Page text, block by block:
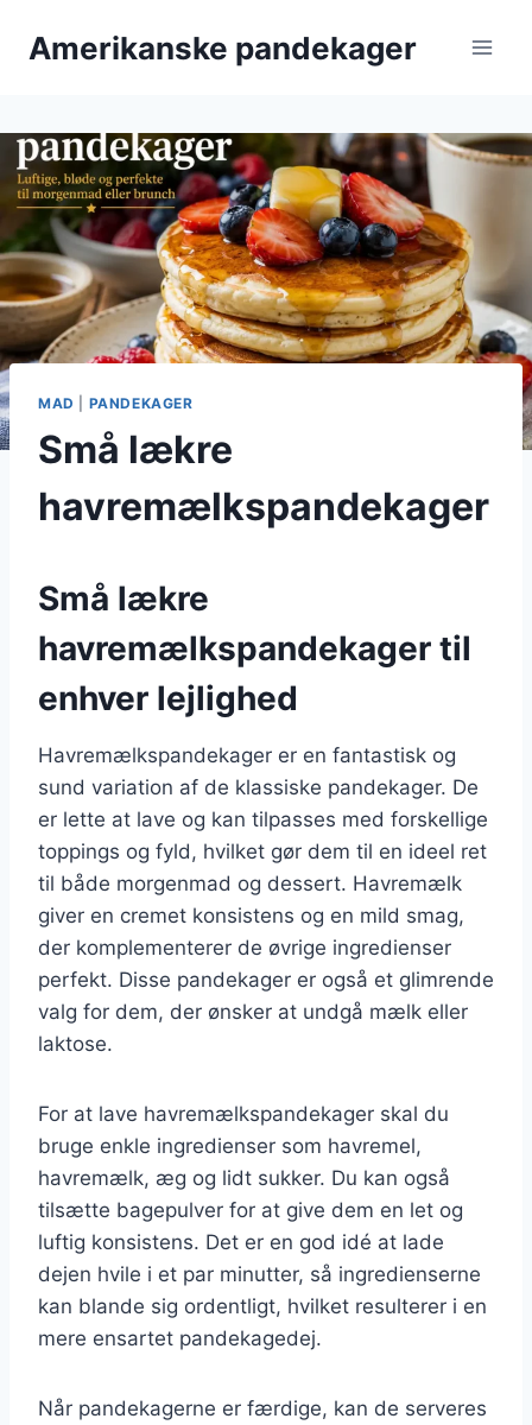
Amerikanske pandekager
MAD PANDEKAGER
Små lækre
havremælkspandekager
Små lækre
havremælkspandekager til
enhver lejlighed
Havremælkspandekager er en fantastisk og
sund variation af de klassiske pandekager. De
er lette at lave og kan tilpasses med forskellige
toppings og fyld, hvilket gør dem til en ideel ret
til både morgenmad og dessert. Havremælk
giver en cremet konsistens og en mild smag,
der komplementerer de øvrige ingredienser
perfekt. Disse pandekager er også et glimrende
valg for dem, der ønsker at undgå mælk eller
laktose.
For at lave havremælkspandekager skal du
bruge enkle ingredienser som havremel,
havremælk, æg og lidt sukker. Du kan også
tilsætte bagepulver for at give dem en let og
luftig konsistens. Det er en god idé at lade
dejen hvile i et par minutter, så ingredienserne
kan blande sig ordentligt, hvilket resulterer i en
mere ensartet pandekagedej.
Når pandekagerne er færdige, kan de serveres